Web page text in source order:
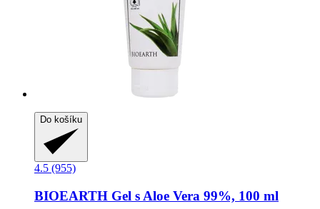
Do košíku
4.5 (955)
BIOEARTH Gel s Aloe Vera 99%, 100 ml